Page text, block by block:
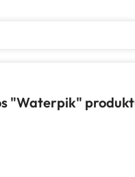
"Waterpik"